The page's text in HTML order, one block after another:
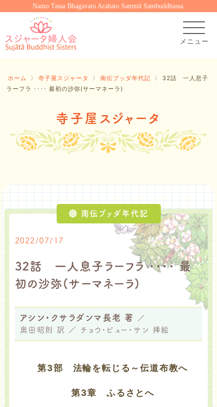
Namo Tassa Bhagavato Arahato Sammā Sambuddhassa.
ホーム 〉 寺子屋スジャータ 〉 南伝ブッダ年代記 〉
32話 一人息子
ラーフラ ････ 最初の沙弥(サーマネーラ)
寺子屋スジャータ
2022/07/17
南伝ブッダ年代記
32話 一人息子ラーフラ ････ 最
初の沙弥(サーマネーラ)
アシン・クサラダンマ長老 著
／
奥田昭則 訳 ／ チョウ・ピュー・サン 挿絵
第3部 法輪を転じる～伝道布教へ
第3章 ふるさとへ